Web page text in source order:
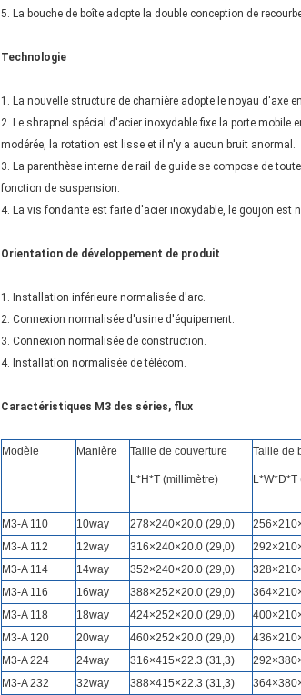
5. La bouche de boîte adopte la double conception de
Technologie
1. La nouvelle structure de charnière adopte le noyau d'axe
2. Le shrapnel spécial d'acier inoxydable fixe la porte
modérée, la rotation est lisse et il n'y a aucun bruit anormal.
3. La parenthèse interne de rail de guide se compose de
fonction de suspension.
4. La vis fondante est faite d'acier inoxydable, le goujon est
Orientation de développement de produit
1. Installation inférieure normalisée d'arc.
2. Connexion normalisée d'usine d'équipement.
3. Connexion normalisée de construction.
4. Installation normalisée de télécom.
Caractéristiques M3 des séries, flux
Modèle Manière Taille de couverture Taille de
L*H*T (millimètre)
M3-A 110
10way 278×240×20.0 (29,0)
M3-A 112
12way 316×240×20.0 (29,0)
M3-A 114
14way 352×240×20.0 (29,0)
M3-A 116
16way 388×252×20.0 (29,0)
M3-A 118
18way 424×252×20.0 (29,0)
M3-A 120
20way 460×252×20.0 (29,0)
M3-A 224
24way 316×415×22.3 (31,3)
M3-A 232
32way 388×415×22.3 (31,3)